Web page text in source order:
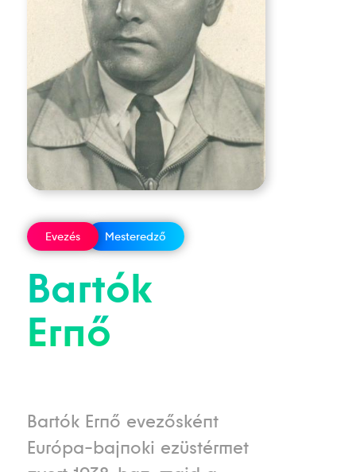
Evezés Mesteredző
Bartók
Ernő
Bartók Ernő evezősként
Európa-bajnoki ezüstérmet